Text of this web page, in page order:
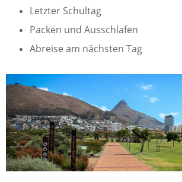
Letzter Schultag
Packen und Ausschlafen
Abreise am nächsten Tag